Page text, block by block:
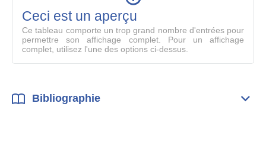
Ceci est un aperçu
Ce tableau comporte un trop grand nombre d'entrées pour
permettre son affichage complet. Pour un affichage
complet, utilisez l'une des options ci-dessus.
Bibliographie